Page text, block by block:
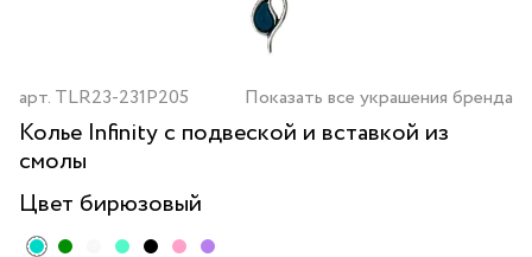
арт. TLR23-231P205 Показать все украшения бренда
Колье Infinity с подвеской и вставкой из
смолы
Цвет бирюзовый